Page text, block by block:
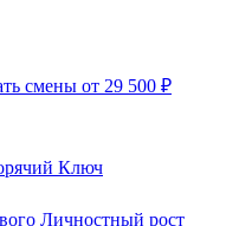
смены от 29 500 ₽
Ключ
Личностный рост